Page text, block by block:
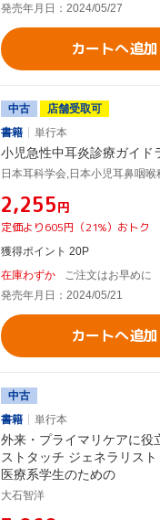
発売年月日：2024/05/27
カートへ追加
中古
店舗受取可
書籍
単行本
小児急性中耳炎診療ガイド
¥2,255円
定価より605円（21%）おトク
獲得ポイント 20P
在庫わずか
ご注文はお早めに
発売年月日：2024/05/21
カートへ追加
中古
書籍
単行本
外来・プライマリケアに役
ストタッチ ジェネラリスト
医療系学生のための
大石智洋